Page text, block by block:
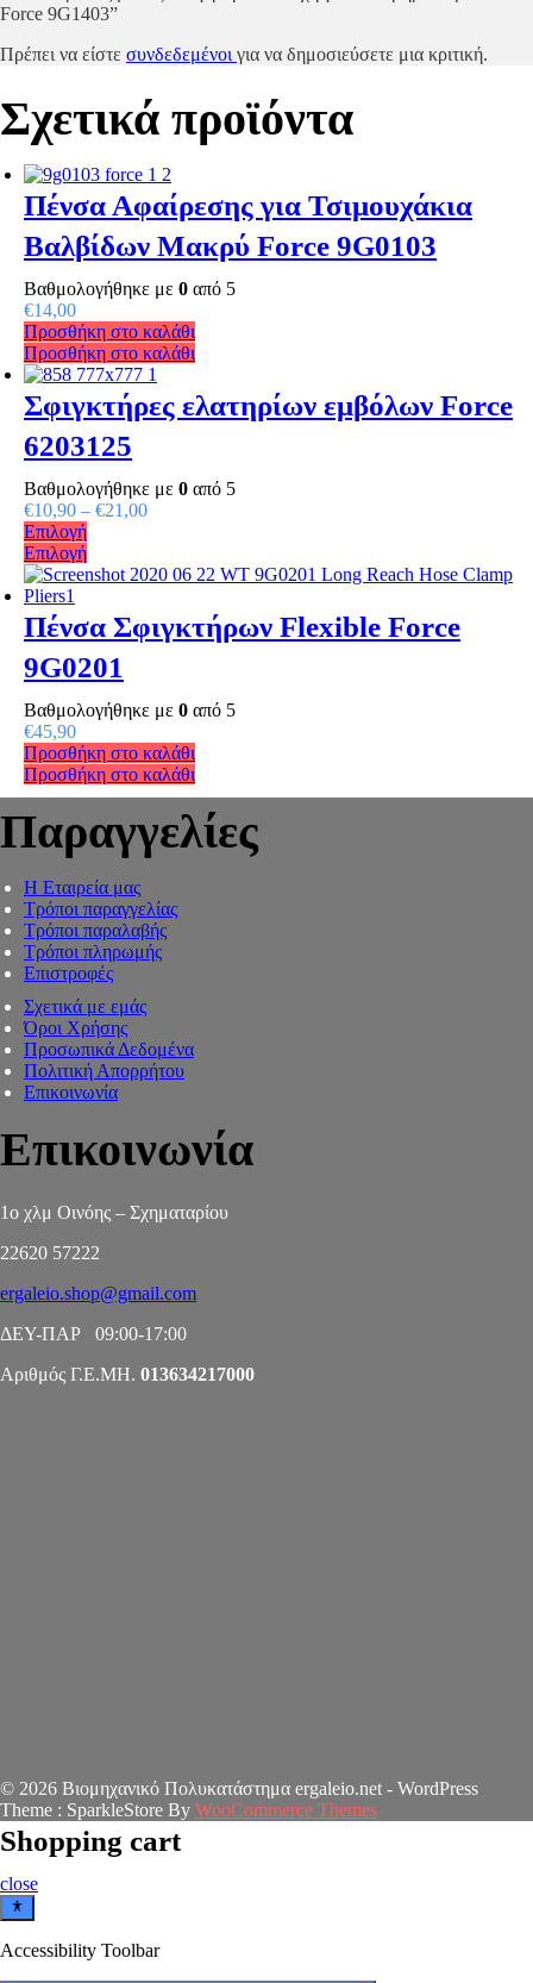
Force 9G1403”
Πρέπει να είστε συνδεδεμένοι για να δημοσιεύσετε μια κριτική.
Σχετικά προϊόντα
Πένσα Αφαίρεσης για Τσιμουχάκια
Βαλβίδων Μακρύ Force 9G0103
Βαθμολογήθηκε με 0 από 5
€14,00
Προσθήκη στο καλάθι
Προσθήκη στο καλάθι
Σφιγκτήρες ελατηρίων εμβόλων Force
6203125
Βαθμολογήθηκε με 0 από 5
€10,90 – €21,00
Επιλογή
Επιλογή
Πένσα Σφιγκτήρων Flexible Force
9G0201
Βαθμολογήθηκε με 0 από 5
€45,90
Προσθήκη στο καλάθι
Προσθήκη στο καλάθι
Παραγγελίες
Η Εταιρεία μας
Τρόποι παραγγελίας
Τρόποι παραλαβής
Τρόποι πληρωμής
Επιστροφές
Σχετικά με εμάς
Όροι Χρήσης
Προσωπικά Δεδομένα
Πολιτική Απορρήτου
Επικοινωνία
Επικοινωνία
1ο χλμ Οινόης – Σχηματαρίου
22620 57222
ergaleio.shop@gmail.com
ΔΕΥ-ΠΑΡ 09:00-17:00
Αριθμός Γ.Ε.ΜΗ. 013634217000
© 2026 Βιομηχανικό Πολυκατάστημα ergaleio.net - WordPress
Theme : SparkleStore By WooCommerce Themes
Shopping cart
close
Accessibility Toolbar